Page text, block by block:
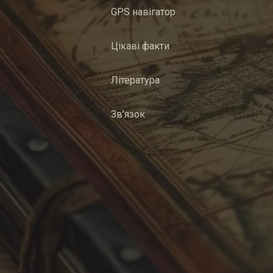
GPS навігатор
Цікаві факти
Література
Зв’язок